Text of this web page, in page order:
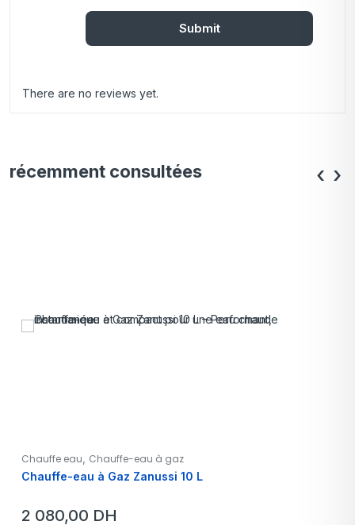
There are no reviews yet.
récemment consultées
Chauffe eau Chauffe-eau à gaz
Chauffe-eau à Gaz Zanussi 10 L
2 080,00 DH
‹ ›